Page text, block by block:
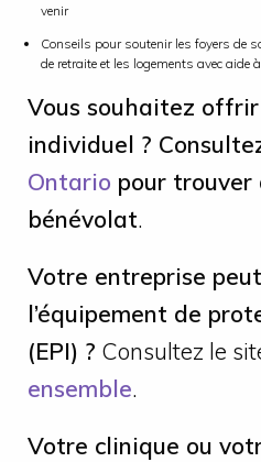
venir
Conseils pour soutenir les foyers de
de retraite et les logements avec aide
Vous souhaitez
individuel ?
Ontario pour trouver
bénévolat.
Votre entreprise
l’équipement de
(EPI) ? Consultez le
ensemble.
Votre clinique ou